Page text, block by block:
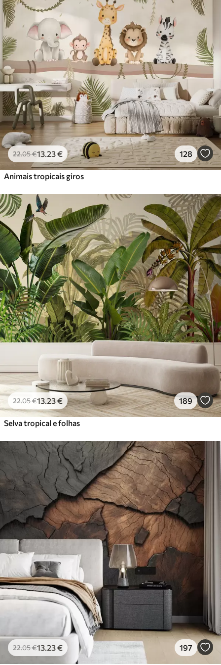
Standard
27.00 €/m²
Premium
56.6734.00€/m²
Vinil Premium
65.0039.00€/m²
Peel and Stick
81.6749.00€/m²
22.05€13 .23€ 128
Animais tropicais giros
22.05€13 .23€ 189
Selva tropical e folhas
22.05€13 .23€ 197